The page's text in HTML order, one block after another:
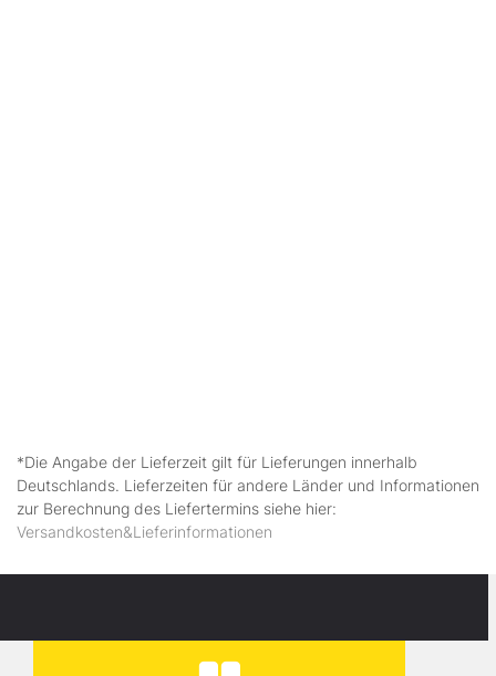
*Die Angabe der Lieferzeit gilt für Lieferungen innerhalb
Deutschlands. Lieferzeiten für andere Länder und Informationen
zur Berechnung des Liefertermins siehe hier:
Versandkosten&Lieferinformationen